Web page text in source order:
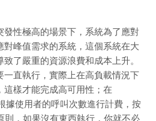
發性極高的場景下，系統為了應對
峰值需求的系統，這個系統在大
了嚴重的資源浪費和成本上升。
一直執行，實際上在高負載情況下
樣才能完成高可用性；在
據使用者的呼叫次數進行計費，按
則，如果沒有東西執行，你就不必